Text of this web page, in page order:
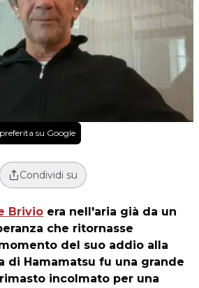
su Google
Condividi su
Brivio era nell'aria già da un
che ritornasse
del suo addio alla
di Hamamatsu fu una grande
incolmato per una